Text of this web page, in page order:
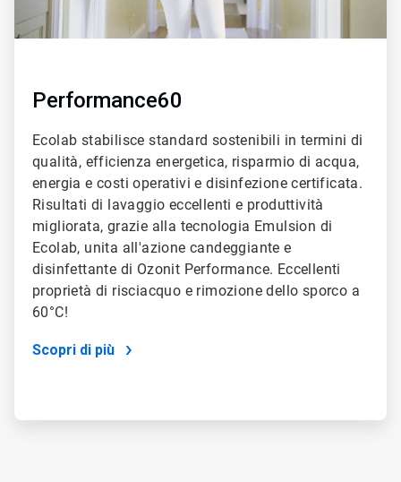
Performance60
Ecolab stabilisce standard sostenibili in termini di
qualità, efficienza energetica, risparmio di acqua,
energia e costi operativi e disinfezione certificata.
Risultati di lavaggio eccellenti e produttività
migliorata, grazie alla tecnologia Emulsion di
Ecolab, unita all'azione candeggiante e
disinfettante di Ozonit Performance. Eccellenti
proprietà di risciacquo e rimozione dello sporco a
60°C!
Scopri di più